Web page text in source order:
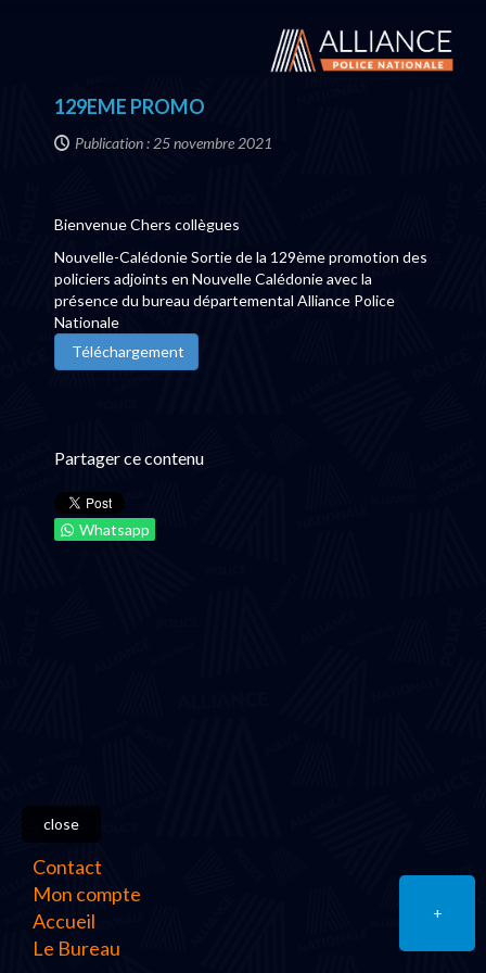
129EME PROMO
Publication : 25 novembre 2021
Bienvenue Chers collègues
Nouvelle-Calédonie Sortie de la 129ème promotion des
policiers adjoints en Nouvelle Calédonie avec la
présence du bureau départemental Alliance Police
Nationale
Téléchargement
Partager ce contenu
Whatsapp
+
close
Contact
Mon compte
Accueil
Le Bureau